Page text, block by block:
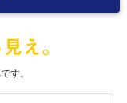
す。